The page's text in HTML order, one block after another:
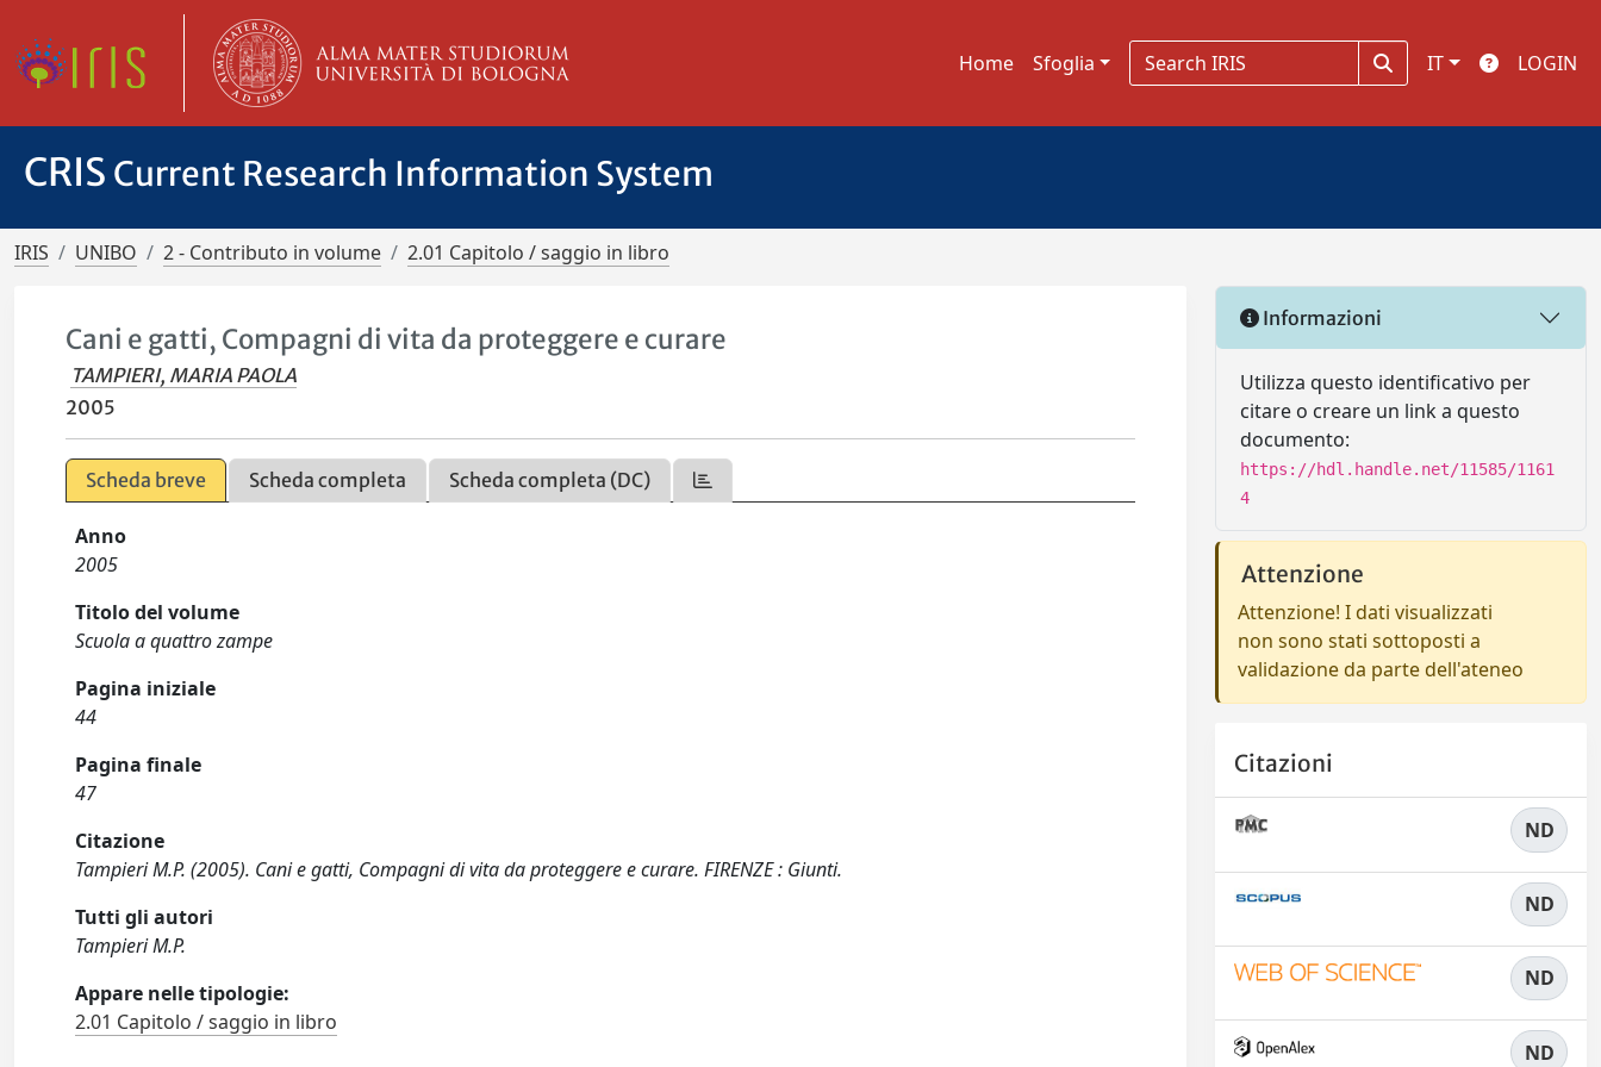
Home Sfoglia IT LOGIN
CRIS Current Research Information System
IRIS UNIBO 2 - Contributo in volume 2.01 Capitolo / saggio in libro
Cani e gatti, Compagni di vita da proteggere e curare
TAMPIERI, MARIA PAOLA
2005
Scheda breve Scheda completa Scheda completa (DC)
Anno
2005
Titolo del volume
Scuola a quattro zampe
Pagina iniziale
44
Pagina finale
47
Citazione
Tampieri M.P. (2005). Cani e gatti, Compagni di vita da proteggere e curare. FIRENZE : Giunti.
Tutti gli autori
Tampieri M.P.
Appare nelle tipologie:
2.01 Capitolo / saggio in libro
Informazioni
Utilizza questo identificativo per
citare o creare un link a questo
documento:
https://hdl.handle.net/11585/1161
4
Attenzione
Attenzione! I dati visualizzati
non sono stati sottoposti a
validazione da parte dell'ateneo
Citazioni
ND
ND
ND
ND